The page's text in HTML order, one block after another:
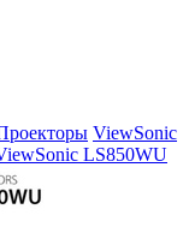
ViewSonic
LS850WU